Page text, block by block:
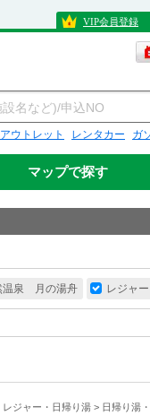
VIP会員登録
アウトレット レンタカー ガ
マップで探す
温泉 月の湯舟 レジャ
レジャー・日帰り湯 > 日帰り湯